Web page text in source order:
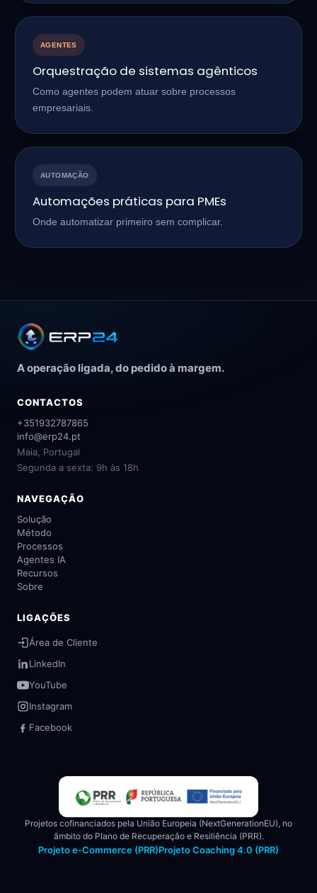
AGENTES
Orquestração de sistemas agênticos
Como agentes podem atuar sobre processos
empresariais.
AUTOMAÇÃO
Automações práticas para PMEs
Onde automatizar primeiro sem complicar.
A operação ligada, do pedido à margem.
CONTACTOS
+351932787865
info@erp24.pt
Maia, Portugal
Segunda a sexta: 9h às 18h
NAVEGAÇÃO
Solução
Método
Processos
Agentes IA
Recursos
Sobre
LIGAÇÕES
Área de Cliente
LinkedIn
YouTube
Instagram
Facebook
Projetos cofinanciados pela União Europeia (NextGenerationEU), no
âmbito do Plano de Recuperação e Resiliência (PRR).
Projeto e-Commerce (PRR)Projeto Coaching 4.0 (PRR)